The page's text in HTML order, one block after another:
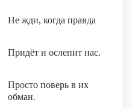
Не жди, когда правда
Придёт и ослепит нас.
Просто поверь в их
обман.